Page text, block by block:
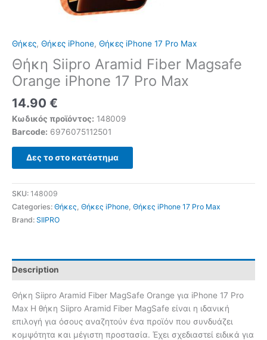
Θήκες, Θήκες iPhone, Θήκες iPhone 17 Pro Max
Θήκη Siipro Aramid Fiber Magsafe
Orange iPhone 17 Pro Max
14.90 €
Κωδικός προϊόντος: 148009
Barcode: 6976075112501
Δες το στο κατάστημα
SKU: 148009
Categories: Θήκες Θήκες iPhone Θήκες iPhone 17 Pro Max
Brand: SIIPRO
Description
Θήκη Siipro Aramid Fiber MagSafe Orange για iPhone 17 Pro
Max Η θήκη Siipro Aramid Fiber MagSafe είναι η ιδανική
επιλογή για όσους αναζητούν ένα προϊόν που συνδυάζει
κομψότητα και μέγιστη προστασία. Έχει σχεδιαστεί ειδικά για